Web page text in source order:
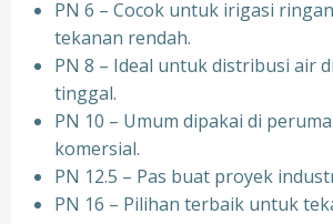
PN 6 – Cocok untuk irigasi
tekanan rendah.
PN 8 – Ideal untuk distribusi air
tinggal.
PN 10 – Umum dipakai di
komersial.
PN 12.5 – Pas buat proyek
PN 16 – Pilihan terbaik untuk